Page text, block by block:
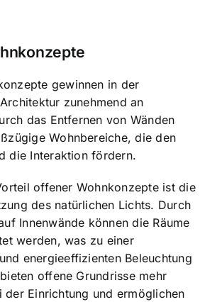
gewinnen in der
zunehmend an
das Entfernen von Wänden
Wohnbereiche, die den
die Interaktion fördern.
offener Wohnkonzepte ist die
des natürlichen Lichts. Durch
Innenwände können die Räume
werden, was zu einer
energieeffizienten Beleuchtung
offene Grundrisse mehr
der Einrichtung und ermöglichen